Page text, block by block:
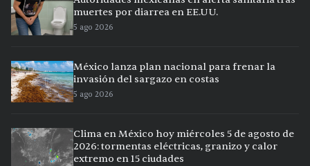
muertes por diarrea en EE.UU.
5 ago 2026
México lanza plan nacional para frenar la
invasión del sargazo en costas
5 ago 2026
Clima en México hoy miércoles 5 de agosto de
2026: tormentas eléctricas, granizo y calor
extremo en 15 ciudades